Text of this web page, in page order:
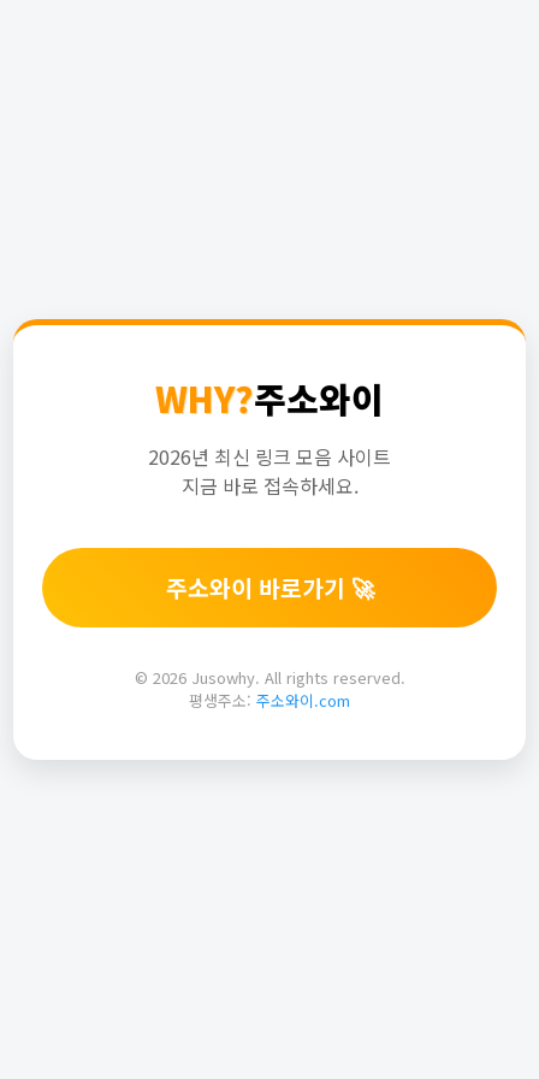
WHY?주소와이
2026년 최신 링크 모음 사이트
지금 바로 접속하세요.
주소와이 바로가기 🚀
© 2026 Jusowhy. All rights reserved.
평생주소: 주소와이.com